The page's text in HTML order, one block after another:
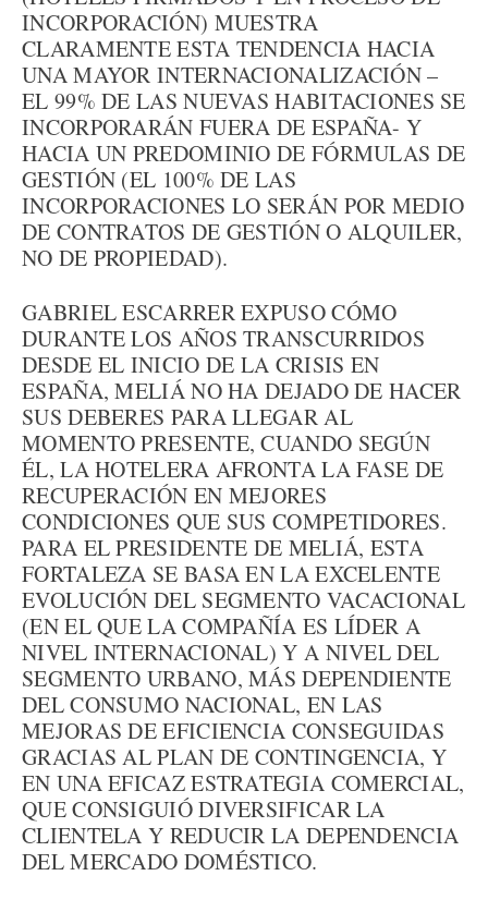
INCORPORACIÓN) MUESTRA
CLARAMENTE ESTA TENDENCIA HACIA
UNA MAYOR INTERNACIONALIZACIÓN –
EL 99% DE LAS NUEVAS HABITACIONES SE
INCORPORARÁN FUERA DE ESPAÑA- Y
HACIA UN PREDOMINIO DE FÓRMULAS DE
GESTIÓN (EL 100% DE LAS
INCORPORACIONES LO SERÁN POR MEDIO
DE CONTRATOS DE GESTIÓN O ALQUILER,
NO DE PROPIEDAD).
GABRIEL ESCARRER EXPUSO CÓMO
DURANTE LOS AÑOS TRANSCURRIDOS
DESDE EL INICIO DE LA CRISIS EN
ESPAÑA, MELIÁ NO HA DEJADO DE HACER
SUS DEBERES PARA LLEGAR AL
MOMENTO PRESENTE, CUANDO SEGÚN
ÉL, LA HOTELERA AFRONTA LA FASE DE
RECUPERACIÓN EN MEJORES
CONDICIONES QUE SUS COMPETIDORES.
PARA EL PRESIDENTE DE MELIÁ, ESTA
FORTALEZA SE BASA EN LA EXCELENTE
EVOLUCIÓN DEL SEGMENTO VACACIONAL
(EN EL QUE LA COMPAÑÍA ES LÍDER A
NIVEL INTERNACIONAL) Y A NIVEL DEL
SEGMENTO URBANO, MÁS DEPENDIENTE
DEL CONSUMO NACIONAL, EN LAS
MEJORAS DE EFICIENCIA CONSEGUIDAS
GRACIAS AL PLAN DE CONTINGENCIA, Y
EN UNA EFICAZ ESTRATEGIA COMERCIAL,
QUE CONSIGUIÓ DIVERSIFICAR LA
CLIENTELA Y REDUCIR LA DEPENDENCIA
DEL MERCADO DOMÉSTICO.